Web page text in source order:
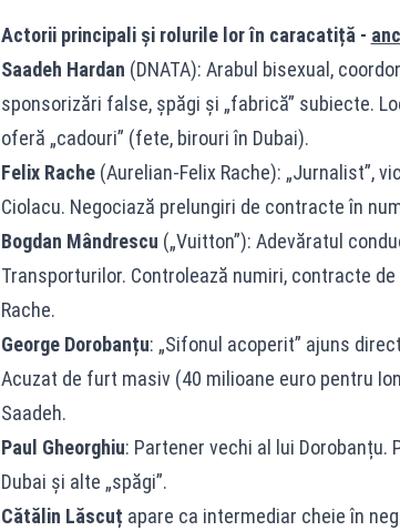
Actorii principali și rolurile lor în caracatiță -
Saadeh Hardan (DNATA): Arabul bisexual,
sponsorizări false, șpăgi și „fabrică” subiecte.
oferă „cadouri” (fete, birouri în Dubai).
Felix Rache(Aurelian-Felix Rache): „Jurnalist”,
Ciolacu. Negociază prelungiri de contracte în
Bogdan Mândrescu („Vuitton”): Adevăratul
Transporturilor. Controlează numiri, contracte
Rache.
George Dorobanțu: „Sifonul acoperit” ajuns
Acuzat de furt masiv (40 milioane euro pentru
Saadeh.
Paul Gheorghiu: Partener vechi al lui
Dubai și alte „spăgi”.
Cătălin Lăscuț apare ca intermediar cheie în